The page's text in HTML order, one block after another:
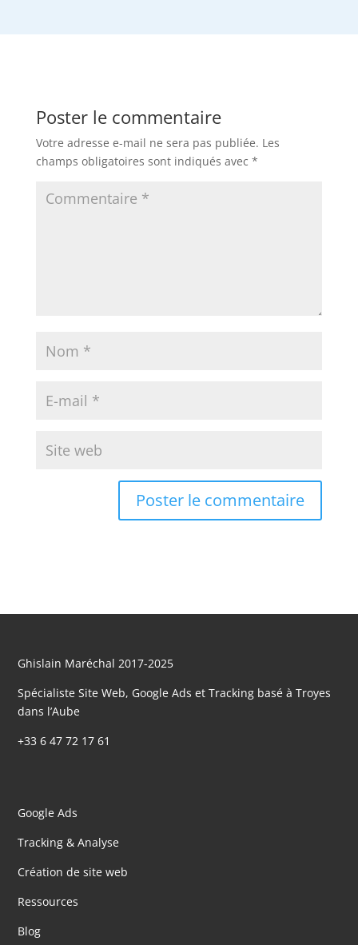
Poster le commentaire
Votre adresse e-mail ne sera pas publiée. Les
champs obligatoires sont indiqués avec *
Ghislain Maréchal 2017-2025
Spécialiste Site Web, Google Ads et Tracking basé à Troyes
dans l’Aube
+33 6 47 72 17 61
Google Ads
Tracking & Analyse
Création de site web
Ressources
Blog